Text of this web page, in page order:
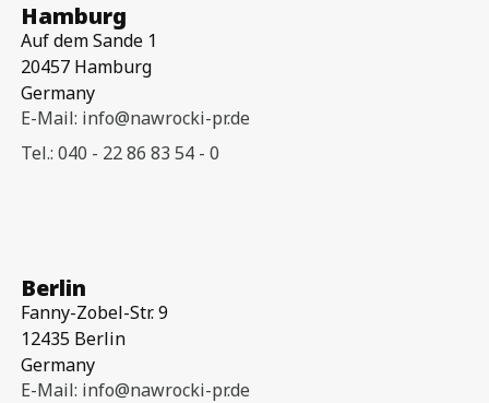
Hamburg
Auf dem Sande 1
20457 Hamburg
Germany
E-Mail: info@nawrocki-pr.de
Tel.: 040 - 22 86 83 54 - 0
Berlin
Fanny-Zobel-Str. 9
12435 Berlin
Germany
E-Mail: info@nawrocki-pr.de